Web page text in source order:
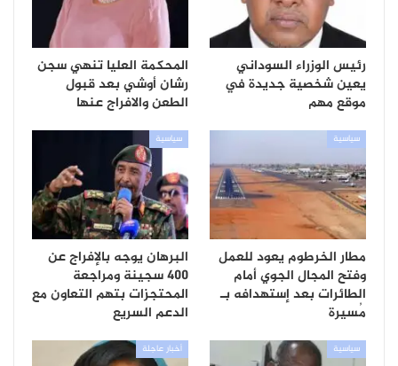
رئيس الوزراء السوداني
يعين شخصية جديدة في
موقع مهم
المحكمة العليا تنهي سجن
رشان أوشي بعد قبول
الطعن والافراج عنها
سياسية
مطار الخرطوم يعود للعمل
وفتح المجال الجوي أمام
الطائرات بعد إستهدافه بـ
مُسيرة
سياسية
البرهان يوجه بالإفراج عن
400 سجينة ومراجعة
المحتجزات بتهم التعاون مع
الدعم السريع
سياسية أخبار عاجلة